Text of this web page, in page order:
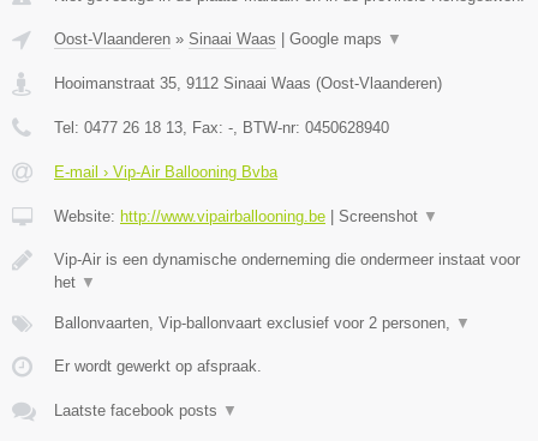
Oost-Vlaanderen » Sinaai Waas | Google maps ▼
Hooimanstraat 35 9112 Sinaai Waas (Oost-Vlaanderen)
Tel: 0477 26 18 13 , Fax: - , BTW-nr: 0450628940
E-mail › Vip-Air Ballooning Bvba
Website: http://www.vipairballooning.be | Screenshot ▼
Vip-Air is een dynamische onderneming die ondermeer instaat voor
het ▼
Ballonvaarten, Vip-ballonvaart exclusief voor 2 personen, ▼
Er wordt gewerkt op afspraak.
Laatste facebook posts ▼